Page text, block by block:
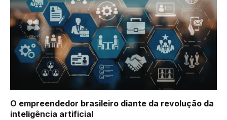
O empreendedor brasileiro diante da revolução da
inteligência artificial